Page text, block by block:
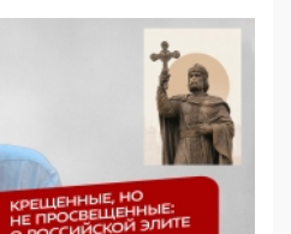
в России, но
определять
Минцифры намерено
право
социальные объекты от